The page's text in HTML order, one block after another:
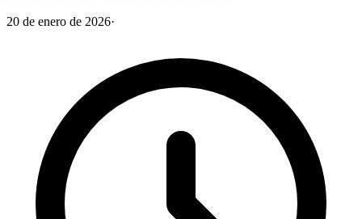
20 de enero de 2026·